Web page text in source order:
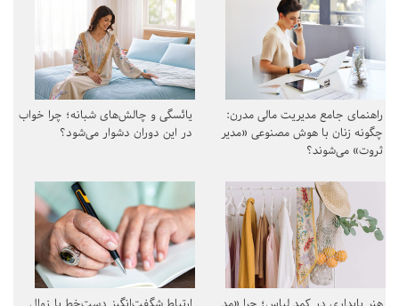
راهنمای جامع مدیریت مالی مدرن:
چگونه زنان با هوش مصنوعی «مدیر
ثروت» می‌شوند؟
یائسگی و چالش‌های شبانه؛ چرا خواب
در این دوران دشوار می‌شود؟